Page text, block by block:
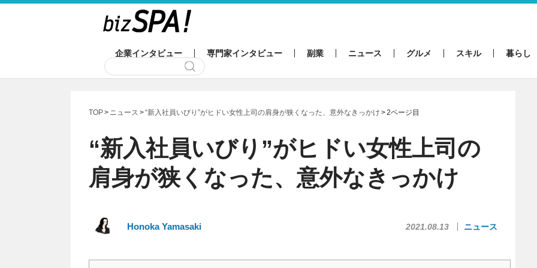
企業インタビュー 専門家インタビュー 副業 ニュース グルメ スキル 暮らし
TOP ニュース “新入社員いびり”がヒドい女性上司の肩身が狭くなった、意外なきっかけ 2ページ目
“新入社員いびり”がヒドい女性上司の
肩身が狭くなった、意外なきっかけ
Honoka Yamasaki 2021.08.13 ニュース